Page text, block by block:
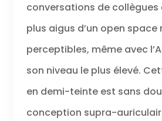
conversations de collègues
plus aigus d’un open
perceptibles, même avec
son niveau le plus élevé.
en demi-teinte est sans
conception supra-